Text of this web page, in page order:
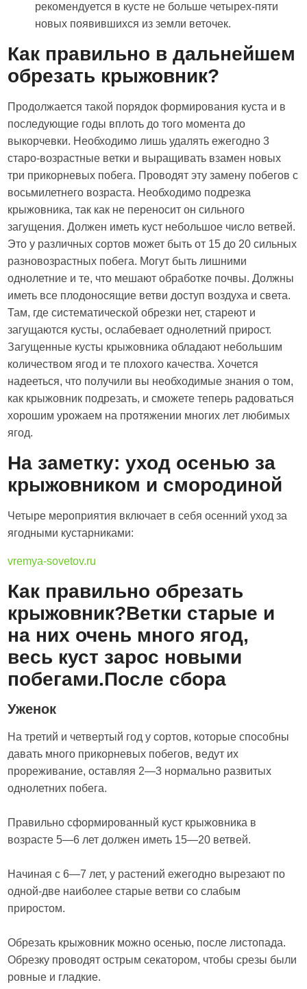
рекомендуется в кусте не больше четырех-пяти
новых появившихся из земли веточек.
Как правильно в дальнейшем
обрезать крыжовник?
Продолжается такой порядок формирования куста и в
последующие годы вплоть до того момента до
выкорчевки. Необходимо лишь удалять ежегодно 3
старо-возрастные ветки и выращивать взамен новых
три прикорневых побега. Проводят эту замену побегов с
восьмилетнего возраста. Необходимо подрезка
крыжовника, так как не переносит он сильного
загущения. Должен иметь куст небольшое число ветвей.
Это у различных сортов может быть от 15 до 20 сильных
разновозрастных побега. Могут быть лишними
однолетние и те, что мешают обработке почвы. Должны
иметь все плодоносящие ветви доступ воздуха и света.
Там, где систематической обрезки нет, стареют и
загущаются кусты, ослабевает однолетний прирост.
Загущенные кусты крыжовника обладают небольшим
количеством ягод и те плохого качества. Хочется
надееться, что получили вы необходимые знания о том,
как крыжовник подрезать, и сможете теперь радоваться
хорошим урожаем на протяжении многих лет любимых
ягод.
На заметку: уход осенью за
крыжовником и смородиной
Четыре мероприятия включает в себя осенний уход за
ягодными кустарниками:
vremya-sovetov.ru
Как правильно обрезать
крыжовник?Ветки старые и
на них очень много ягод,
весь куст зарос новыми
побегами.После сбора
Уженок
На третий и четвертый год у сортов, которые способны
давать много прикорневых побегов, ведут их
прореживание, оставляя 2—3 нормально развитых
однолетних побега.
Правильно сформированный куст крыжовника в
возрасте 5—6 лет должен иметь 15—20 ветвей.
Начиная с 6—7 лет, у растений ежегодно вырезают по
одной-две наиболее старые ветви со слабым
приростом.
Обрезать крыжовник можно осенью, после листопада.
Обрезку проводят острым секатором, чтобы срезы были
ровные и гладкие.